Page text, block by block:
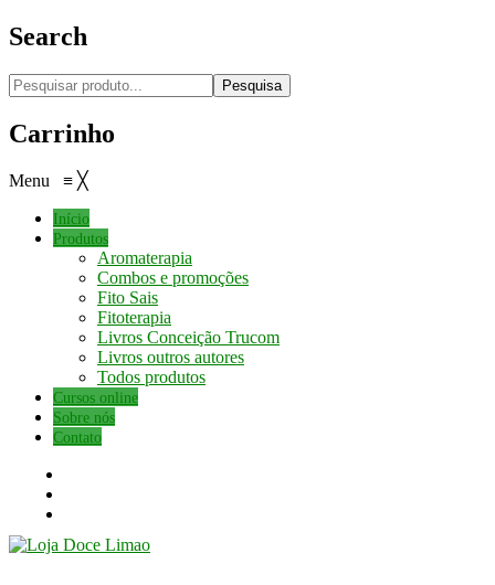
Search
Pesquisa
Carrinho
Menu ≡ ╳
Início
Produtos
Aromaterapia
Combos e promoções
Fito Sais
Fitoterapia
Livros Conceição Trucom
Livros outros autores
Todos produtos
Cursos online
Sobre nós
Contato